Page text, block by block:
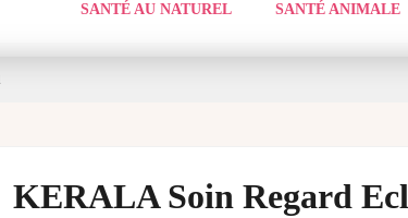
SANTÉ AU NATUREL SANTÉ ANIMALE
KERALA Soin Regard